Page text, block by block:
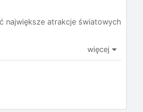
największe atrakcje światowych
więcej